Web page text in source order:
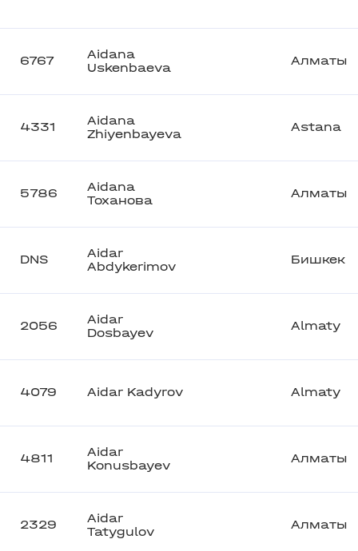
6767
Aidana
Uskenbaeva
Алматы
4331
Aidana
Zhiyenbayeva
Astana
5786
Aidana
Тоханова
Алматы
DNS
Aidar
Abdykerimov
Бишкек
2056
Aidar
Dosbayev
Almaty
4079 Aidar Kadyrov Almaty
4811
Aidar
Konusbayev
Алматы
2329
Aidar
Tatygulov
Алматы